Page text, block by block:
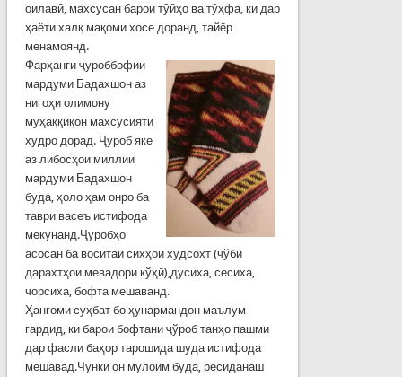
оилавӣ, махсусан барои тӯйҳо ва тўҳфа, ки дар
ҳаёти халқ мақоми хосе доранд, тайёр
менамоянд.
Фарҳанги ҷуроббофии
мардуми Бадахшон аз
нигоҳи олимону
муҳаққиқон махсусияти
худро дорад. Ҷуроб яке
аз либосҳои миллии
мардуми Бадахшон
буда, ҳоло ҳам онро ба
таври васеъ истифода
мекунанд.Ҷуробҳо
асосан ба воситаи сихҳои худсохт (чўби
дарахтҳои мевадори кўҳӣ),дусиха, сесиха,
чорсиха, бофта мешаванд.
Ҳангоми суҳбат бо ҳунармандон маълум
гардид, ки барои бофтани ҷўроб танҳо пашми
дар фасли баҳор тарошида шуда истифода
мешавад.Чунки он мулоим буда, ресиданаш